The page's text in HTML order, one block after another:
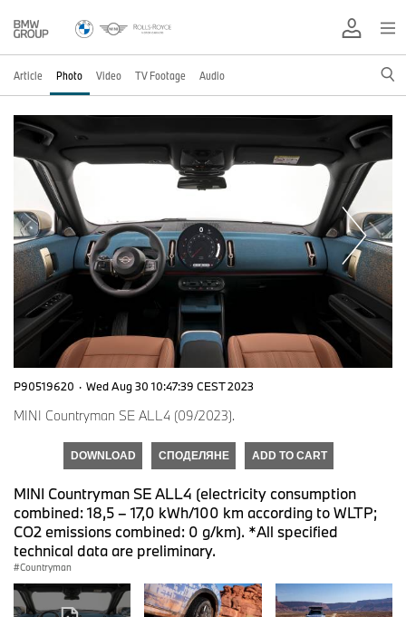
Article Photo Video TV Footage Audio
P90519620 · Wed Aug 30 10:47:39 CEST 2023
MINI Countryman SE ALL4 (09/2023).
DOWNLOAD СПОДЕЛЯНЕ ADD TO CART
MINI Countryman SE ALL4 (electricity consumption
combined: 18,5 – 17,0 kWh/100 km according to WLTP;
CO2 emissions combined: 0 g/km). *All specified
technical data are preliminary.
Countryman